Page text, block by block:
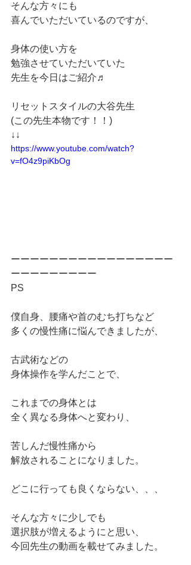
そんな方々にも
喜んでいただいているのですが、
身体の使い方を
勉強させていただいていた
先生を今日はご紹介♬
リセットスタイルの大谷先生
(この先生本物です！！)
↓↓
https://www.youtube.com/watch?
v=fO4z9piKbOg
ーーーーーーーーーーーーーーーーー
ーーーーーーーーー
PS
僕自身、腰痛や首のむち打ちなど
多くの慢性痛に悩んできましたが、
古武術などの
身体操作を学んだことで、
これまでの身体とは
全く異なる身体へと変わり、
苦しんだ慢性痛から
解放されることになりました。
どこに行っても良くならない、、、
そんな方々に少しでも
選択肢が増えるようにと思い、
今回先生の動画を載せてみました。